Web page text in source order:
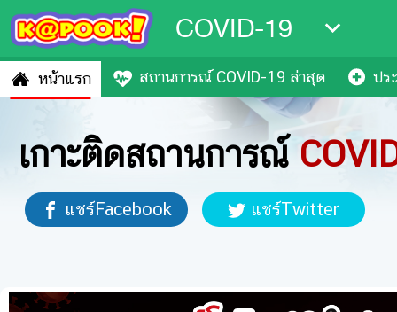
COVID-19
หน้าแรก สถานการณ์ COVID-19 ล่าสุด ปร
เกาะติดสถานการณ์
แชร์Facebook แชร์Twitter